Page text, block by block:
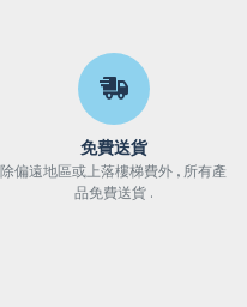
免費送貨
除偏遠地區或上落樓梯費外 , 所有產
品免費送貨 .